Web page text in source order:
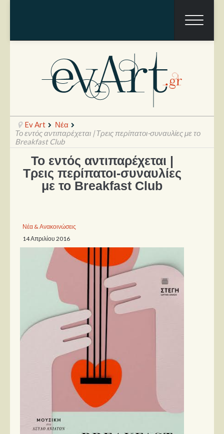
Ραπόρτο
Live & Συναυλίες
Παρουσιάσεις
Δίσκοι
Σειρές
Ταινίες
Βιβλία
Video News
Καλλιτέχνες
Εκτός Συνόρων
Νέα
Ev Art
Νέα
Το εντός αντιπαρέχεται | Τρεις περίπατοι-συναυλίες με το
Breakfast Club
Το εντός αντιπαρέχεται |
Τρεις περίπατοι-συναυλίες
με το Breakfast Club
Νέα & Ανακοινώσεις
14 Απριλίου 2016